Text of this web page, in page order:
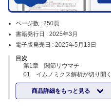
ページ数 : 250頁
書籍発行日 : 2025年3月
電子版発売日 : 2025年5月13日
目次
第1章 関節リウマチ
01 イムノミクス解析が切り開
はじめに
RA発症の免疫応答の機序の解明
RAのprecision medicineへ向けて
商品詳細をもっと見る